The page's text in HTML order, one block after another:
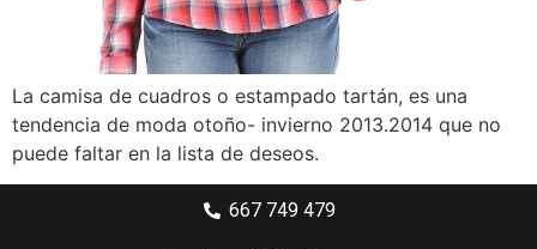
La camisa de cuadros o estampado tartán, es una
tendencia de moda otoño- invierno 2013.2014 que no
puede faltar en la lista de deseos.
667 749 479